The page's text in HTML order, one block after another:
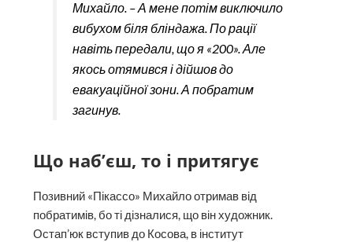
Михайло. – А мене потім виключило
вибухом біля бліндажа. По рації
навіть передали, що я «200». Але
якось отямився і дійшов до
евакуаційної зони. А побратим
загинув.
Що наб’єш, то і притягує
Позивний «Пікассо» Михайло отримав від
побратимів, бо ті дізналися, що він художник.
Остап’юк вступив до Косова, в інститут